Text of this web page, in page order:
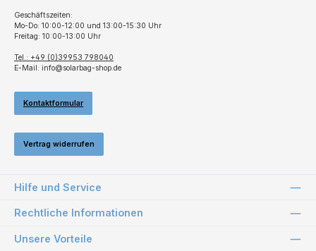
Geschäftszeiten:
Mo-Do: 10:00-12:00 und 13:00-15:30 Uhr
Freitag: 10:00-13:00 Uhr
Tel.: +49 (0)39953 798040
E-Mail: info@solarbag-shop.de
Kontaktformular
Vertrag widerrufen
Hilfe und Service
Rechtliche Informationen
Unsere Vorteile